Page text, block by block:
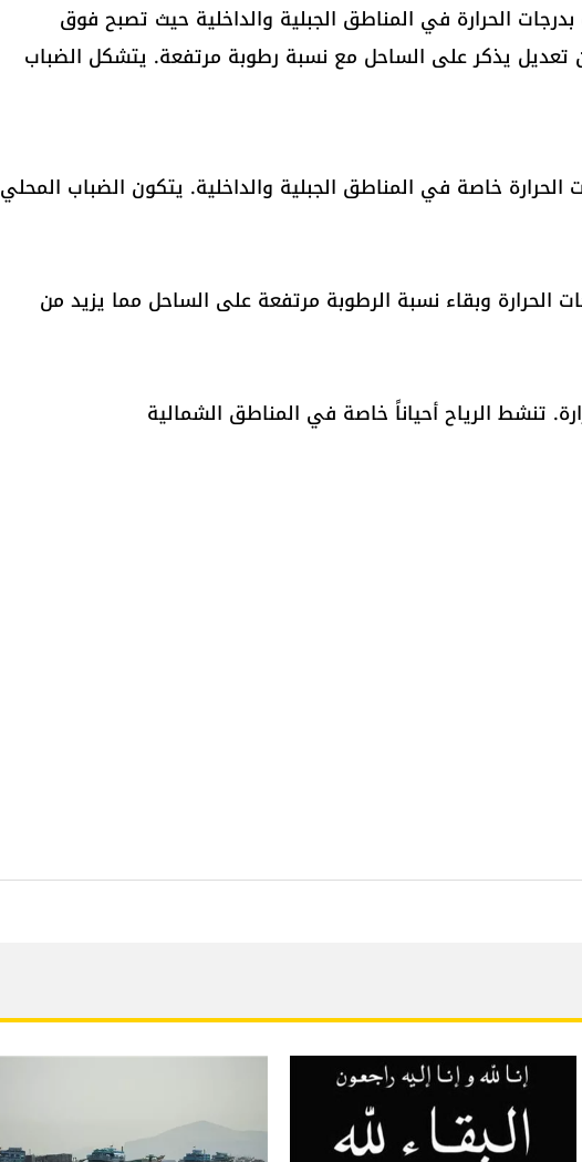
الحرارة في المناطق الجبلية والداخلية حيث تصبح فوق
تعديل يذكر على الساحل مع نسبة رطوبة مرتفعة. يتشكل الضباب
الحرارة خاصة في المناطق الجبلية والداخلية. يتكون الضباب المحلي
الحرارة وبقاء نسبة الرطوبة مرتفعة على الساحل مما يزيد من
تنشط الرياح أحياناً خاصة في المناطق الشمالية